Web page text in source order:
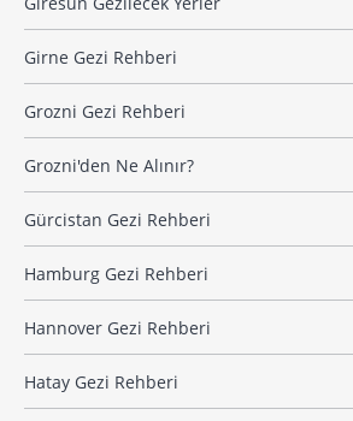
Girne Gezi Rehberi
Grozni Gezi Rehberi
Grozni'den Ne Alınır?
Gürcistan Gezi Rehberi
Hamburg Gezi Rehberi
Hannover Gezi Rehberi
Hatay Gezi Rehberi